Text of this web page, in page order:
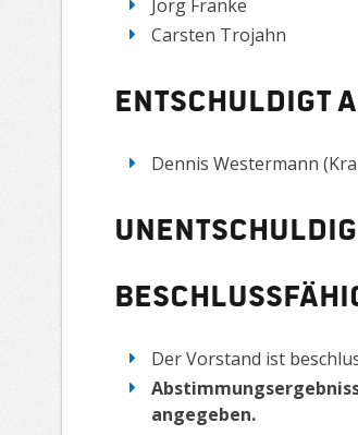
Jörg Franke
Carsten Trojahn
entschuldigt
Dennis Westermann
Der Vorstand ist
angegeben.